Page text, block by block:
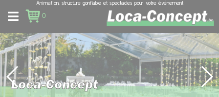
0
Animation, structure gonflable et spectacles pour votre événement
Loca-Concept
Panneau de gestion des cookies